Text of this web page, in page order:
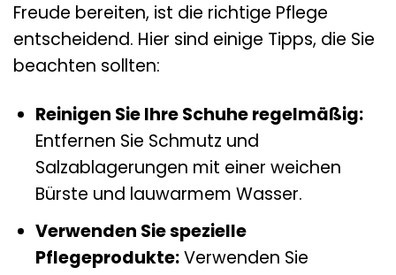
Freude bereiten, ist die richtige Pflege
entscheidend. Hier sind einige Tipps, die Sie
beachten sollten:
Reinigen Sie Ihre Schuhe regelmäßig:
Entfernen Sie Schmutz und
Salzablagerungen mit einer weichen
Bürste und lauwarmem Wasser.
Verwenden Sie spezielle
Pflegeprodukte:Verwenden Sie